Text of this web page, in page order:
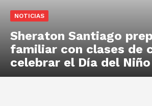
NOTICIAS
Sheraton Santiago
familiar con clases de
celebrar el Día del Niño